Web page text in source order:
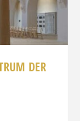
DER